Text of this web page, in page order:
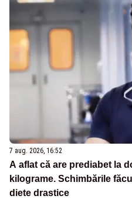
7 aug. 2026, 16:52
A aflat că are prediabet la
kilograme. Schimbările
diete drastice